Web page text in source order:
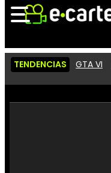
Vídeos
TENDENCIAS GTA VI